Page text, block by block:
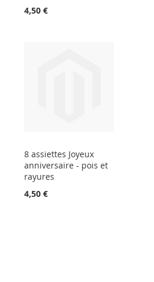
4,50 €
8 assiettes Joyeux
anniversaire - pois et
rayures
4,50 €